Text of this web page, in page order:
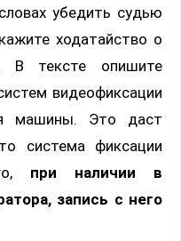
убедить судью
ходатайство о
В тексте опишите
видеофиксации
машины. Это даст
система фиксации
при наличии в
запись с него